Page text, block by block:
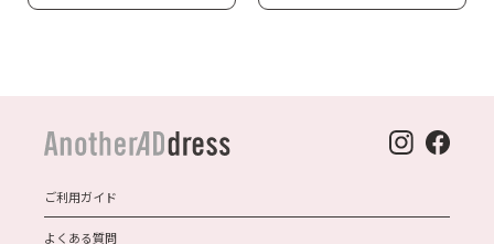
ご利用ガイド
よくある質問